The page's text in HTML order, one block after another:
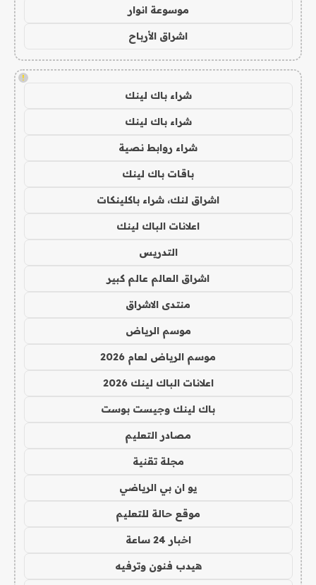
موسوعة انوار
اشراق الأرباح
!
شراء باك لينك
شراء باك لينك
شراء روابط نصية
باقات باك لينك
اشراق لنك، شراء باكلينكات
اعلانات الباك لينك
التدريس
اشراق العالم عالم كبير
منتدى الاشراق
موسم الرياض
موسم الرياض لعام 2026
اعلانات الباك لينك 2026
باك لينك وجيست بوست
مصادر التعليم
مجلة تقنية
يو ان بي الرياضي
موقع حالة للتعليم
اخبار 24 ساعة
هيدب فنون وترفيه